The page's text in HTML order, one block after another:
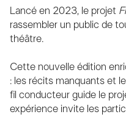
Lancé en 2023, le projet
rassembler un public de
théâtre.
Cette nouvelle édition
: les récits manquants et
fil conducteur guide le
expérience invite les